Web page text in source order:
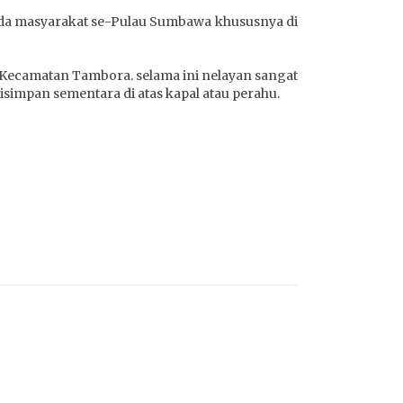
masyarakat se-Pulau Sumbawa khususnya di
Tambora. selama ini nelayan sangat
sementara di atas kapal atau perahu.